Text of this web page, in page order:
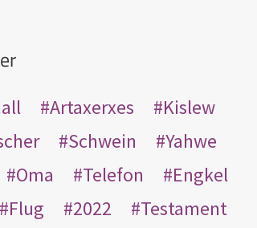
Artaxerxes
Kislew
Schwein
Yahwe
Oma Telefon
Engkel
Flug 2022
Testament